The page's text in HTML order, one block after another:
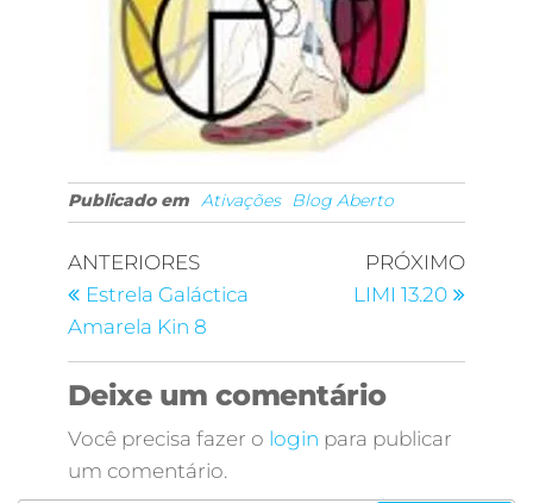
Publicado em Ativações Blog Aberto
ANTERIORES
Estrela Galáctica
Amarela Kin 8
PRÓXIMO
LIMI 13.20
Deixe um comentário
Você precisa fazer o login para publicar
um comentário.